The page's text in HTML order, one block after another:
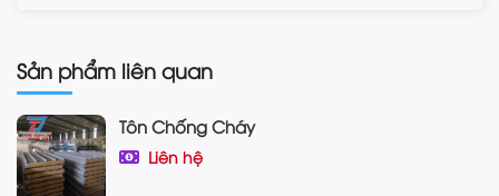
Sản phẩm liên quan
Tôn Chống Cháy
Liên hệ